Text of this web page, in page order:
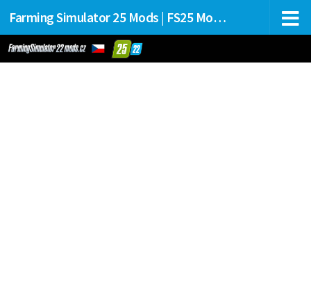
Farming Simulator 25 Mods | FS25 Mods Stahování